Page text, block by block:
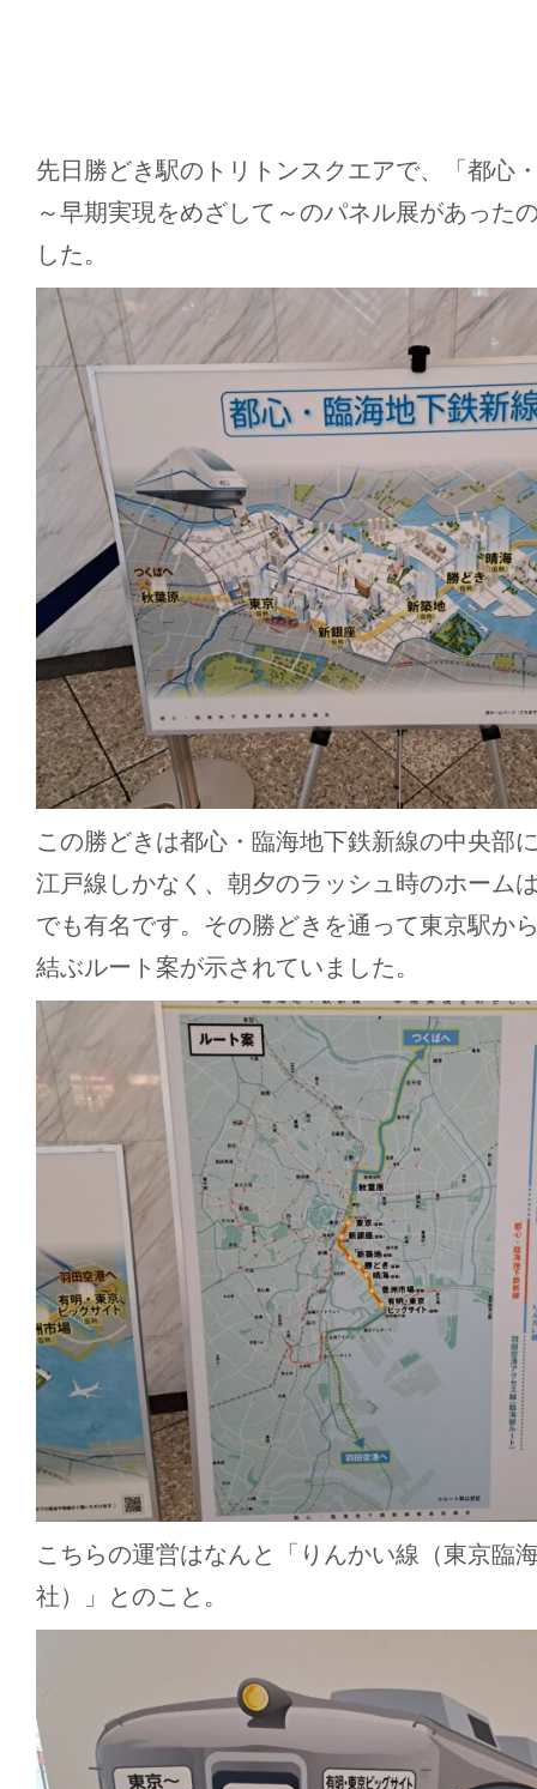
先日勝どき駅のトリトンスクエアで、「都心
～早期実現をめざして～のパネル展があった
した。
この勝どきは都心・臨海地下鉄新線の中央部
江戸線しかなく、朝夕のラッシュ時のホーム
でも有名です。その勝どきを通って東京駅か
結ぶルート案が示されていました。
こちらの運営はなんと「りんかい線（東京臨
社）」とのこと。